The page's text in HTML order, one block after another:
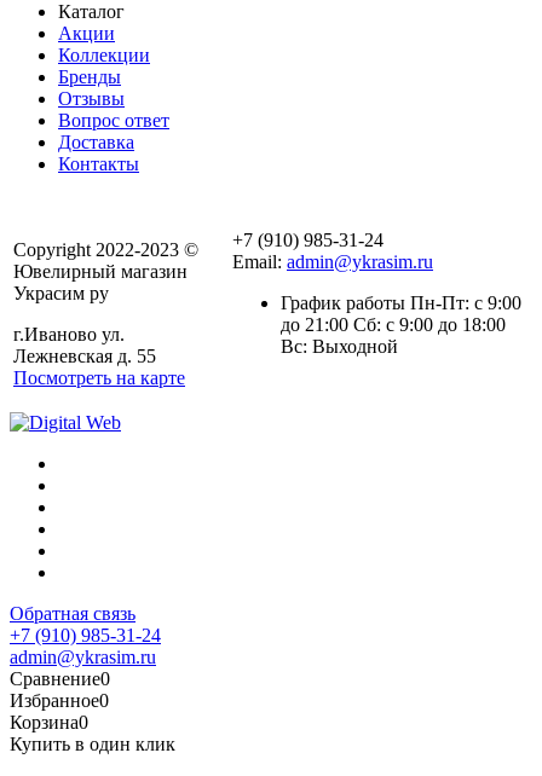
Каталог
Акции
Коллекции
Бренды
Отзывы
Вопрос ответ
Доставка
Контакты
Copyright 2022-2023 ©
Ювелирный магазин
Украсим ру
г.Иваново ул.
Лежневская д. 55
Посмотреть на карте
+7 (910) 985-31-24
Email: admin@ykrasim.ru
График работы Пн-Пт: с 9:00
до 21:00 Сб: с 9:00 до 18:00
Вс: Выходной
Обратная связь
+7 (910) 985-31-24
admin@ykrasim.ru
Сравнение0
Избранное0
Корзина0
Купить в один клик